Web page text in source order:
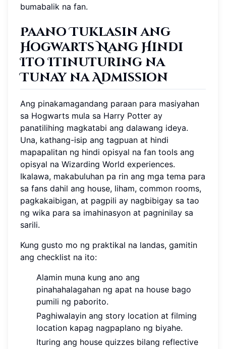
bumabalik na fan.
Paano Tuklasin ang
Hogwarts Nang Hindi
Ito Itinuturing na
Tunay na Admission
Ang pinakamagandang paraan para masiyahan
sa Hogwarts mula sa Harry Potter ay
panatilihing magkatabi ang dalawang ideya.
Una, kathang-isip ang tagpuan at hindi
mapapalitan ng hindi opisyal na fan tools ang
opisyal na Wizarding World experiences.
Ikalawa, makabuluhan pa rin ang mga tema para
sa fans dahil ang house, liham, common rooms,
pagkakaibigan, at pagpili ay nagbibigay sa tao
ng wika para sa imahinasyon at pagninilay sa
sarili.
Kung gusto mo ng praktikal na landas, gamitin
ang checklist na ito:
Alamin muna kung ano ang
pinahahalagahan ng apat na house bago
pumili ng paborito.
Paghiwalayin ang story location at filming
location kapag nagpaplano ng biyahe.
Ituring ang house quizzes bilang reflective